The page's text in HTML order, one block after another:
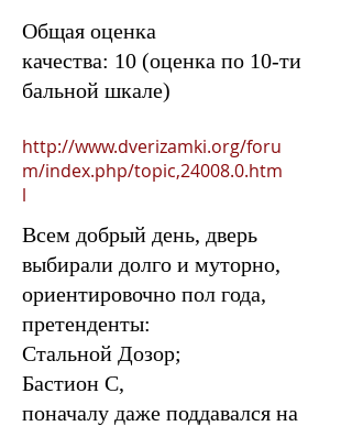
Общая оценка
качества: 10 (оценка по 10-ти
бальной шкале)
http://www.dverizamki.org/foru
m/index.php/topic,24008.0.htm
l
Всем добрый день, дверь
выбирали долго и муторно,
ориентировочно пол года,
претенденты:
Стальной Дозор;
Бастион С,
поначалу даже поддавался на